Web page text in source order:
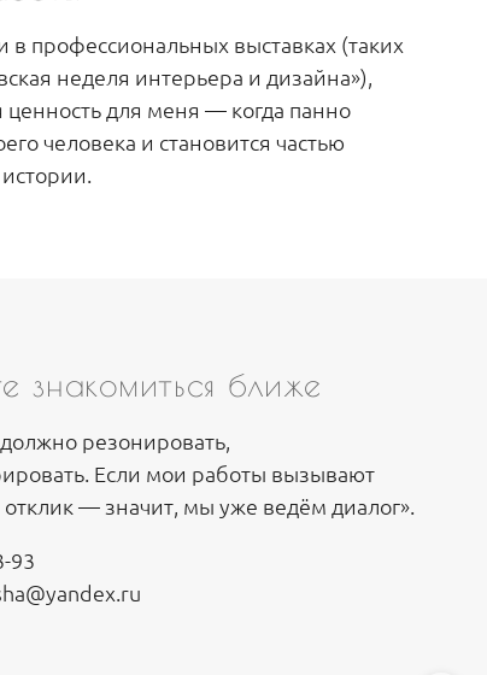
в профессиональных выставках (таких
неделя интерьера и дизайна»),
для меня — когда панно
человека и становится частью
знакомиться ближе
резонировать,
Если мои работы вызывают
отклик — значит, мы уже ведём диалог».
93